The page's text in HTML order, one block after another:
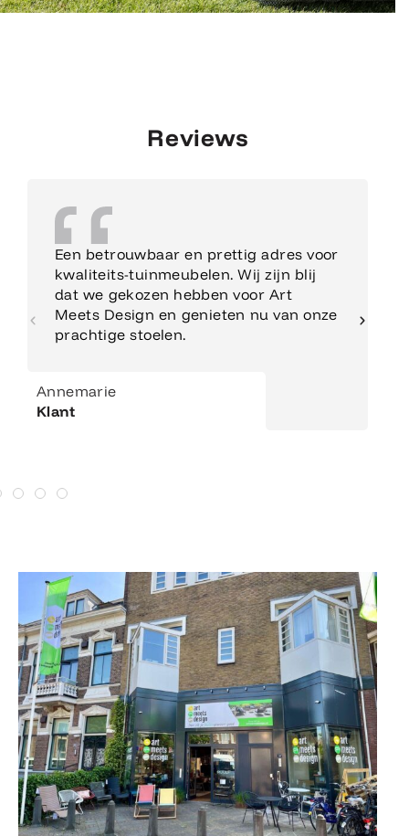
Reviews
Een betrouwbaar en prettig adres voor
kwaliteits-tuinmeubelen. Wij zijn blij
dat we gekozen hebben voor Art
Meets Design en genieten nu van onze
prachtige stoelen.
Annemarie
Klant